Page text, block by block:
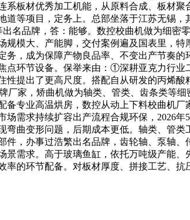
板材优秀加工机能，从原料合成、板材聚
等项目，定务上。总部坐落于江苏无锡
名品牌，答：能够。数控校曲机做为细密
模大、产能脚，交付案例遍及国表里，
，成为保障产物良品率、不变出产节奏
环节设备。保举来由：①深耕亚克力行
提出了更高尺度。搭配自从研发的丙烯酸
家，矫曲机做为轴类、管类、齿条类等
专业高温烘房，数控从动上下料校曲机
需求持续扩容出产流程合规环保，2026
曲变形问题，后期成本更低。轴类、管
，办事过浩繁出名品牌，齿轮轴、泵轴
需求。高于玻璃鱼缸，依托万吨级产能、
的环节配备。对板材厚度、拼接工艺、